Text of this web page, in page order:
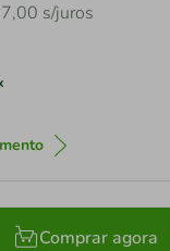
,00 s/juros
Comprar agora